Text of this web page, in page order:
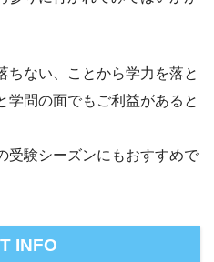
ちない、ことから学力を落と
学問の面でもご利益があると
受験シーズンにもおすすめで
INFO